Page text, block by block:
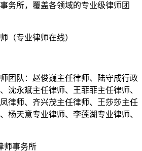
务所，覆盖各领域的专业级律师团
团队：赵俊巍主任律师、陆守成行政
沈永斌主任律师、王菲菲主任律师、
律师、齐兴茂主任律师、王莎莎主任
杨天意专业律师、李莲湖专业律师、
师事务所